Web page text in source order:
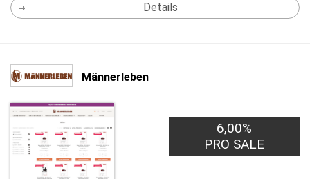
Details
Männerleben
6,00%
PRO SALE